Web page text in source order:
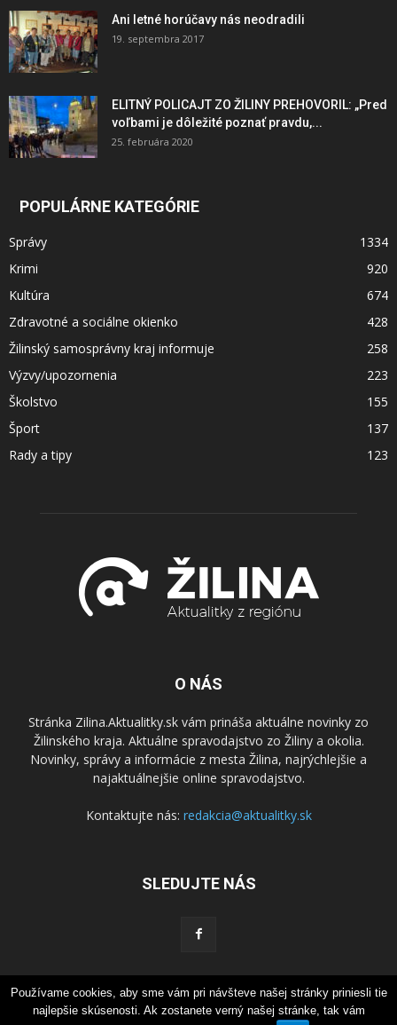
Ani letné horúčavy nás neodradili
19. septembra 2017
ELITNÝ POLICAJT ZO ŽILINY PREHOVORIL: „Pred
voľbami je dôležité poznať pravdu,...
25. februára 2020
POPULÁRNE KATEGÓRIE
Správy
1334
Krimi
920
Kultúra
674
Zdravotné a sociálne okienko
428
Žilinský samosprávny kraj informuje
258
Výzvy/upozornenia
223
Školstvo
155
Šport
137
Rady a tipy
123
O NÁS
Stránka Zilina.Aktualitky.sk vám prináša aktuálne novinky zo
Žilinského kraja. Aktuálne spravodajstvo zo Žiliny a okolia.
Novinky, správy a informácie z mesta Žilina, najrýchlejšie a
najaktuálnejšie online spravodajstvo.
Kontaktujte nás: redakcia@aktualitky.sk
SLEDUJTE NÁS
Súkromie
Kontaktujte nás
Používame cookies, aby sme vám pri návšteve našej stránky priniesli tie
najlepšie skúsenosti. Ak zostanete verný našej stránke, tak vám